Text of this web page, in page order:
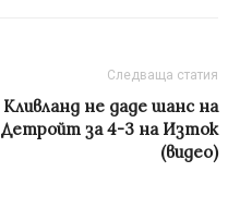
Следваща статия
Кливланд не даде шанс на
Детройт за 4-3 на Изток
(видео)